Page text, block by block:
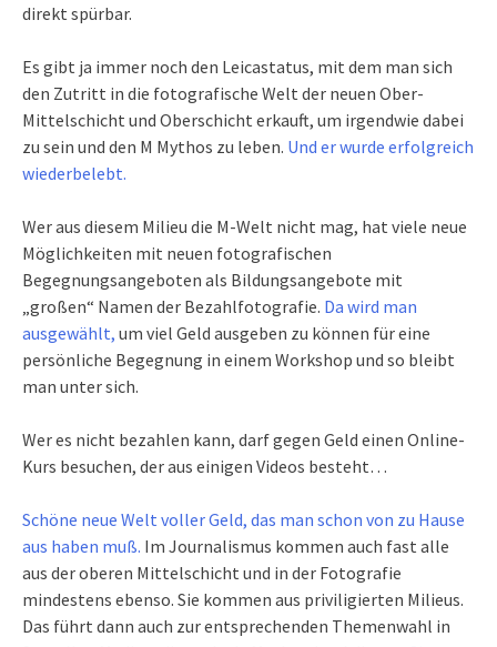
direkt spürbar.
Es gibt ja immer noch den Leicastatus, mit dem man sich
den Zutritt in die fotografische Welt der neuen Ober-
Mittelschicht und Oberschicht erkauft, um irgendwie dabei
zu sein und den M Mythos zu leben. Und er wurde erfolgreich
wiederbelebt.
Wer aus diesem Milieu die M-Welt nicht mag, hat viele neue
Möglichkeiten mit neuen fotografischen
Begegnungsangeboten als Bildungsangebote mit
„großen“ Namen der Bezahlfotografie. Da wird man
ausgewählt, um viel Geld ausgeben zu können für eine
persönliche Begegnung in einem Workshop und so bleibt
man unter sich.
Wer es nicht bezahlen kann, darf gegen Geld einen Online-
Kurs besuchen, der aus einigen Videos besteht…
Schöne neue Welt voller Geld, das man schon von zu Hause
aus haben muß. Im Journalismus kommen auch fast alle
aus der oberen Mittelschicht und in der Fotografie
mindestens ebenso. Sie kommen aus priviligierten Milieus.
Das führt dann auch zur entsprechenden Themenwahl in